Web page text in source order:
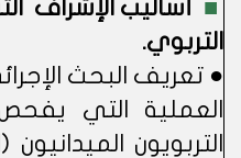
■
أساليب الإشراف
التربوي.
● تعريف البحث
العملية التي
التربويون